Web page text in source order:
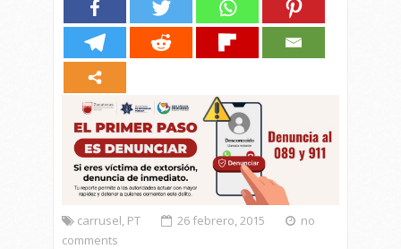
carrusel, PT 26 febrero, 2015
no
comments